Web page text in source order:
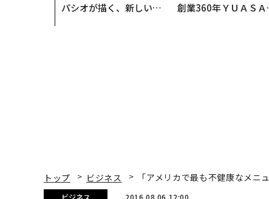
パシオが描く、新しい日
創業360年ＹＵＡＳＡ
トップ ビジネス 「アメリカで最も不健康なメニ
ビジネス 2016.08.06 12:00